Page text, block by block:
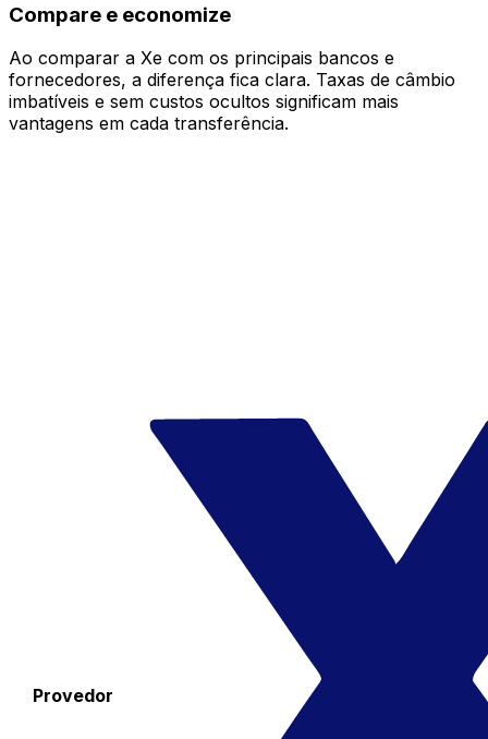
Compare e economize
Ao comparar a Xe com os principais bancos e
fornecedores, a diferença fica clara. Taxas de câmbio
imbatíveis e sem custos ocultos significam mais
vantagens em cada transferência.
Provedor